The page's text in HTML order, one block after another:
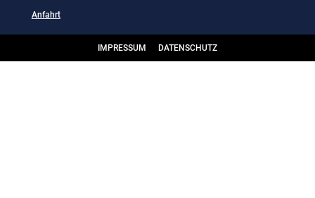
Anfahrt
IMPRESSUM DATENSCHUTZ